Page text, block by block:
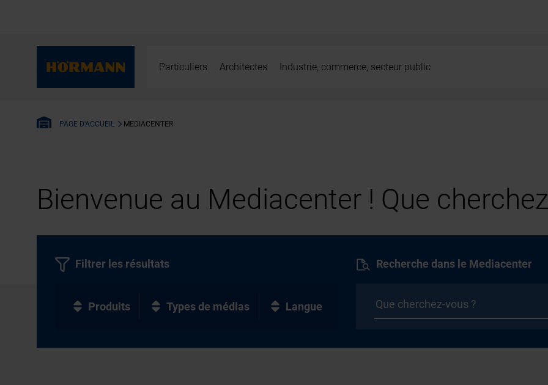
Particuliers Architectes Industrie, commerce, secteur public
PAGE D'ACCUEIL MEDIACENTER
Bienvenue au Mediacenter ! Que
Recherche dans le Mediacenter
Filtrer les résultats
Produits Types de médias Langue